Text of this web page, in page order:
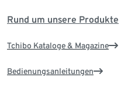
Rund um unsere Produkte
Tchibo Kataloge & Magazine
Bedienungsanleitungen